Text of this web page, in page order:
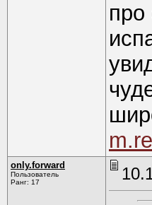
про
only.forward
Пользователь
Ранг: 17